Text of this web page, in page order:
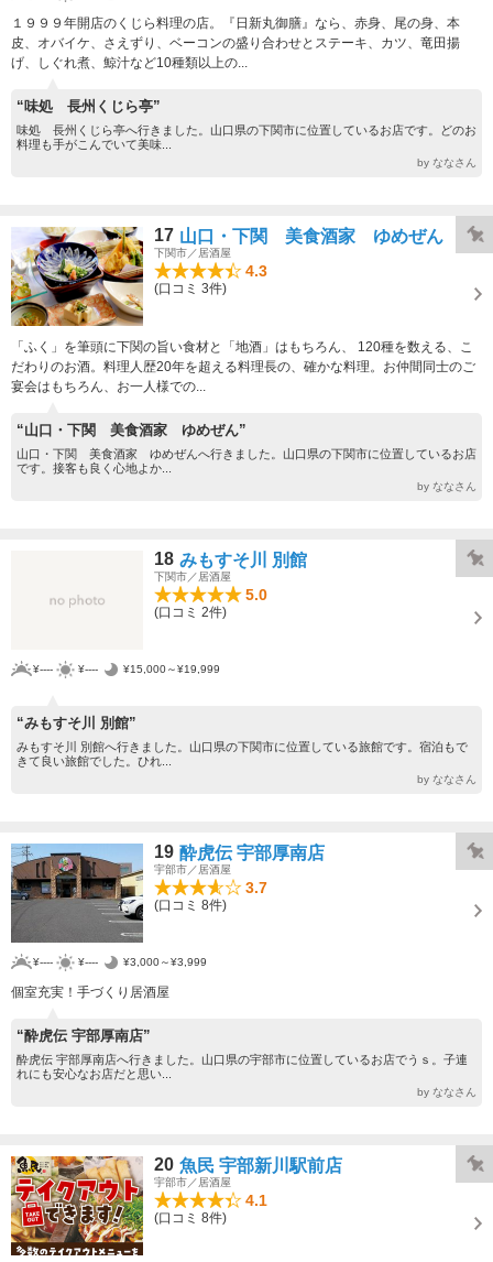
１９９９年開店のくじら料理の店。『日新丸御膳』なら、赤身、尾の身、本
皮、オバイケ、さえずり、ベーコンの盛り合わせとステーキ、カツ、竜田揚
げ、しぐれ煮、鯨汁など10種類以上の...
“味処 長州くじら亭”
味処 長州くじら亭へ行きました。山口県の下関市に位置しているお店です。どのお
料理も手がこんでいて美味...
by ななさん
17 山口・下関 美食酒家 ゆめぜん
下関市／居酒屋
4.3
(口コミ 3件)
「ふく」を筆頭に下関の旨い食材と「地酒」はもちろん、 120種を数える、こ
だわりのお酒。料理人歴20年を超える料理長の、確かな料理。お仲間同士のご
宴会はもちろん、お一人様での...
“山口・下関 美食酒家 ゆめぜん”
山口・下関 美食酒家 ゆめぜんへ行きました。山口県の下関市に位置しているお店
です。接客も良く心地よか...
by ななさん
18 みもすそ川 別館
下関市／居酒屋
5.0
(口コミ 2件)
¥---- ¥---- ¥15,000～¥19,999
“みもすそ川 別館”
みもすそ川 別館へ行きました。山口県の下関市に位置している旅館です。宿泊もで
きて良い旅館でした。ひれ...
by ななさん
19 酔虎伝 宇部厚南店
宇部市／居酒屋
3.7
(口コミ 8件)
¥---- ¥---- ¥3,000～¥3,999
個室充実！手づくり居酒屋
“酔虎伝 宇部厚南店”
酔虎伝 宇部厚南店へ行きました。山口県の宇部市に位置しているお店でうｓ。子連
れにも安心なお店だと思い...
by ななさん
20 魚民 宇部新川駅前店
宇部市／居酒屋
4.1
(口コミ 8件)